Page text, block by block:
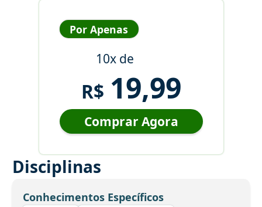
Por Apenas
10x de
R$ 19,99
Comprar Agora
Disciplinas
Conhecimentos Específicos